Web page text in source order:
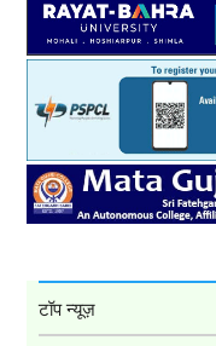
टॉप न्यूज़